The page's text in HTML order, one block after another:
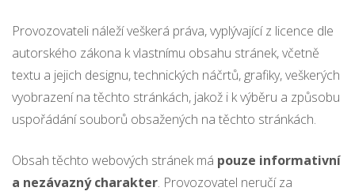
Provozovateli náleží veškerá práva, vyplývající z licence dle
autorského zákona k vlastnímu obsahu stránek, včetně
textu a jejich designu, technických náčrtů, grafiky, veškerých
vyobrazení na těchto stránkách, jakož i k výběru a způsobu
uspořádání souborů obsažených na těchto stránkách.
Obsah těchto webových stránek má pouze informativní
a nezávazný charakter. Provozovatel neručí za